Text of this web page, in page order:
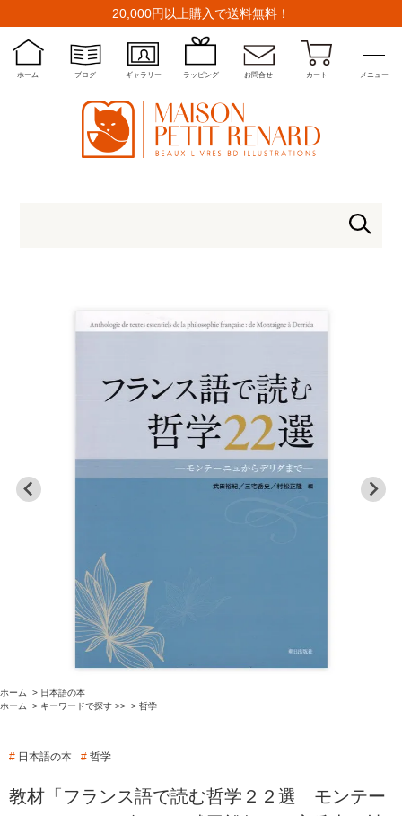
20,000円以上購入で送料無料！
ホーム ブログ ギャラリー ラッピング お問合せ カート メニュー
ホーム > 日本語の本
ホーム
> キーワードで探す >> > 哲学
# 日本語の本 # 哲学
教材「フランス語で読む哲学２２選 モンテー